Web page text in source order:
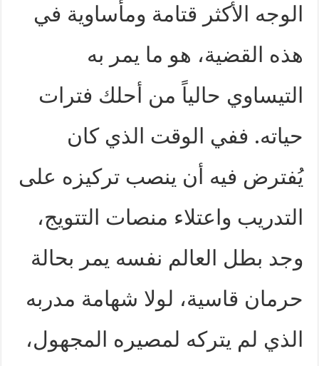
الوجه الأكثر قتامة ومأساوية في
هذه القضية، هو ما يمر به
التيساوي حالياً من أحلك فترات
حياته. ففي الوقت الذي كان
يُفترض فيه أن ينصب تركيزه على
التدريب واعتلاء منصات التتويج،
وجد بطل العالم نفسه يمر بحالة
حرمان قاسية، لولا شهامة مدربه
الذي لم يتركه لمصيره المجهول،